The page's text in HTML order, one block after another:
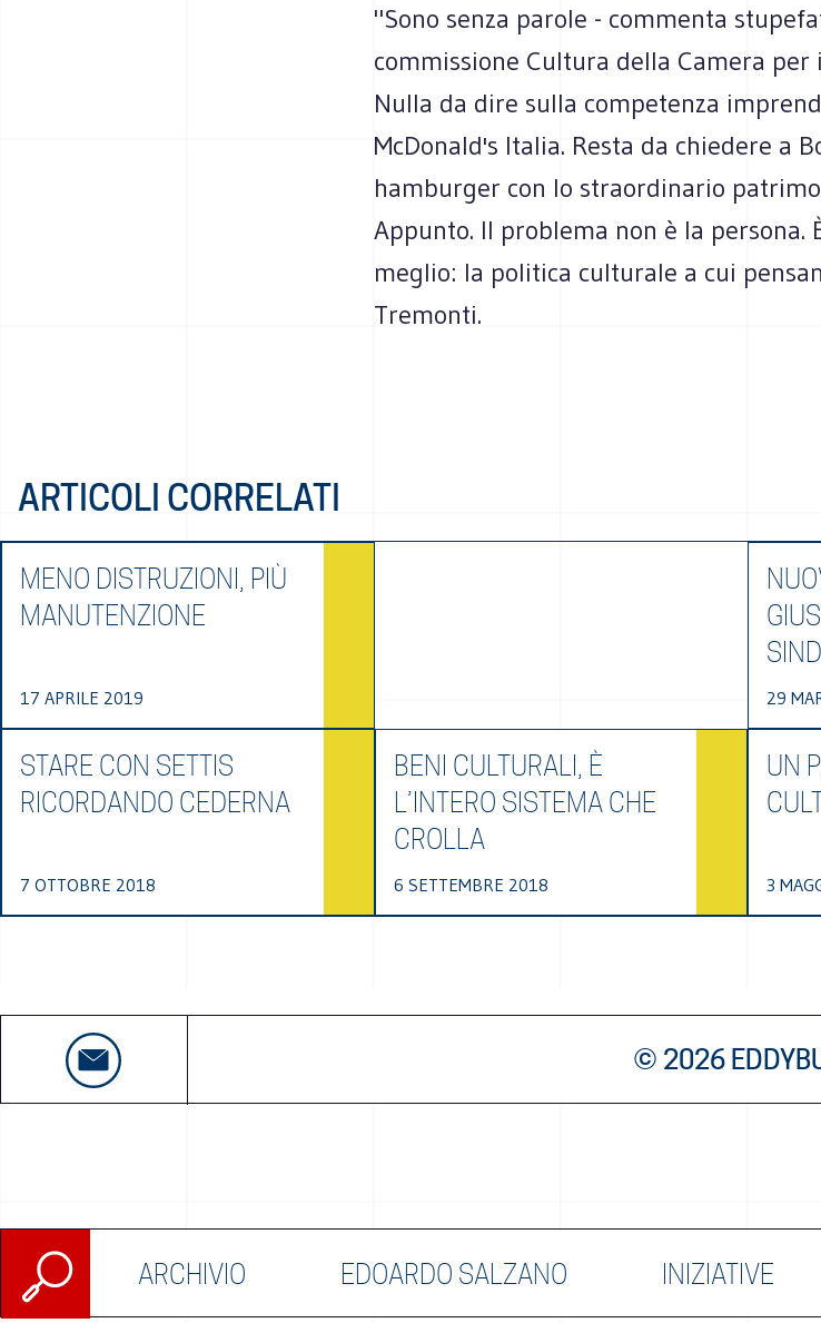
ARCHIVIO EDOARDO SALZANO INIZIATIVE
"Sono senza parole - commenta
commissione Cultura della Camera
Nulla da dire sulla competenza
McDonald's Italia. Resta da chiedere a
hamburger con lo straordinario
Appunto. Il problema non è la persona.
meglio: la politica culturale a cui
Tremonti.
ARTICOLI CORRELATI
MENO DISTRUZIONI, PIÙ
MANUTENZIONE
17 APRILE 2019 29
STARE CON SETTIS
RICORDANDO CEDERNA
7 OTTOBRE 2018
BENI CULTURALI, È
L’INTERO SISTEMA CHE
CROLLA
6 SETTEMBRE 2018
UN
3
© 2026